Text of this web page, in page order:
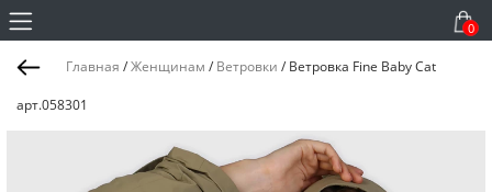
0
Главная /Женщинам / Ветровки / Ветровка Fine Baby Cat
арт.058301